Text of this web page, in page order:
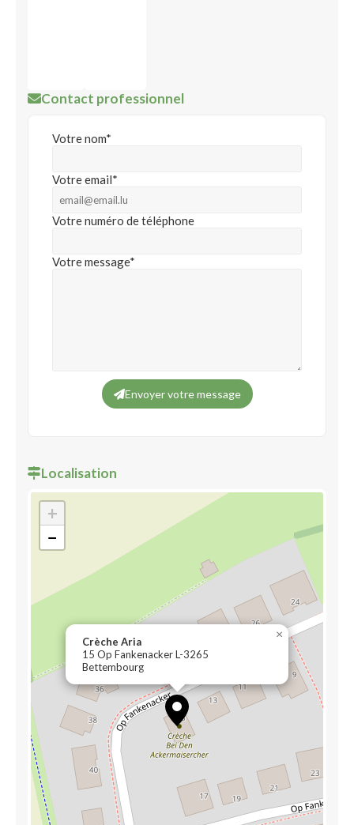
Contact professionnel
Votre nom*
Votre email*
Votre numéro de téléphone
Votre message*
Envoyer votre message
Localisation
Crèche Aria
15 Op Fankenacker L-3265
Bettembourg
×
+
−